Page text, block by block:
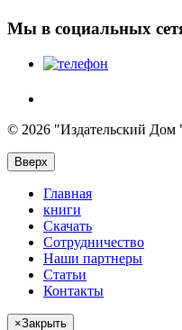
Мы в социальных
© 2026 "Издательский
Вверх
Главная
книги
Скачать
Сотрудничество
Наши партнеры
Статьи
Контакты
×Закрыть